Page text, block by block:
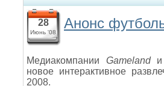
28
Июнь '08
Анонс
Медиакомпании Gamelandи
новое интерактивное
2008.